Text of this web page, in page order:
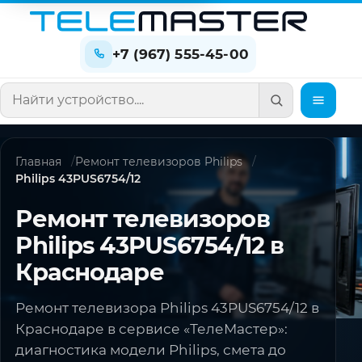
+7 (967) 555-45-00
Поиск по сайту
Главная
Ремонт телевизоров Philips
Philips 43PUS6754/12
Ремонт телевизоров
Philips 43PUS6754/12 в
Краснодаре
Ремонт телевизора Philips 43PUS6754/12 в
Краснодаре в сервисе «ТелеМастер»:
диагностика модели Philips, смета до